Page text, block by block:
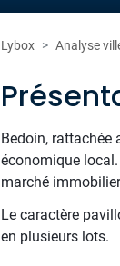
Lybox Analyse
Bedoin, rattachée
économique
marché
Le caractère
en plusieurs lots.